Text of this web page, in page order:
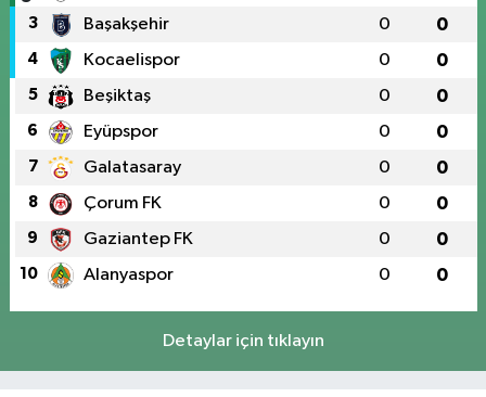
3 Başakşehir 0 0
4 Kocaelispor 0 0
5 Beşiktaş 0 0
6 Eyüpspor 0 0
7 Galatasaray 0 0
8 Çorum FK 0 0
9 Gaziantep FK 0 0
10 Alanyaspor 0 0
Detaylar için tıklayın